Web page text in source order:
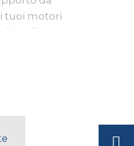
tuoi motori
idraulici.
per la
per